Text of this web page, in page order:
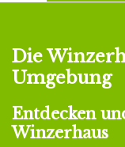
Die
Umgebung
Entdecken
Winzerhaus